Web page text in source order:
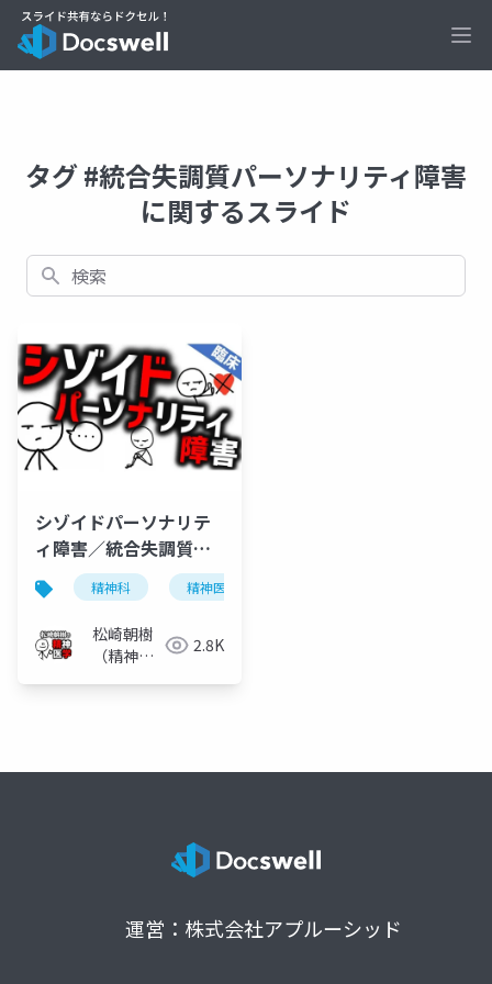
タグ #統合失調質パーソナリティ障害
に関するスライド
検索
シゾイドパーソナリテ
ィ障害／統合失調質パ
ーソナリティ障害
精神科 精神医学
松崎朝樹
（精神科
2.8K
運営：株式会社アプルーシッド